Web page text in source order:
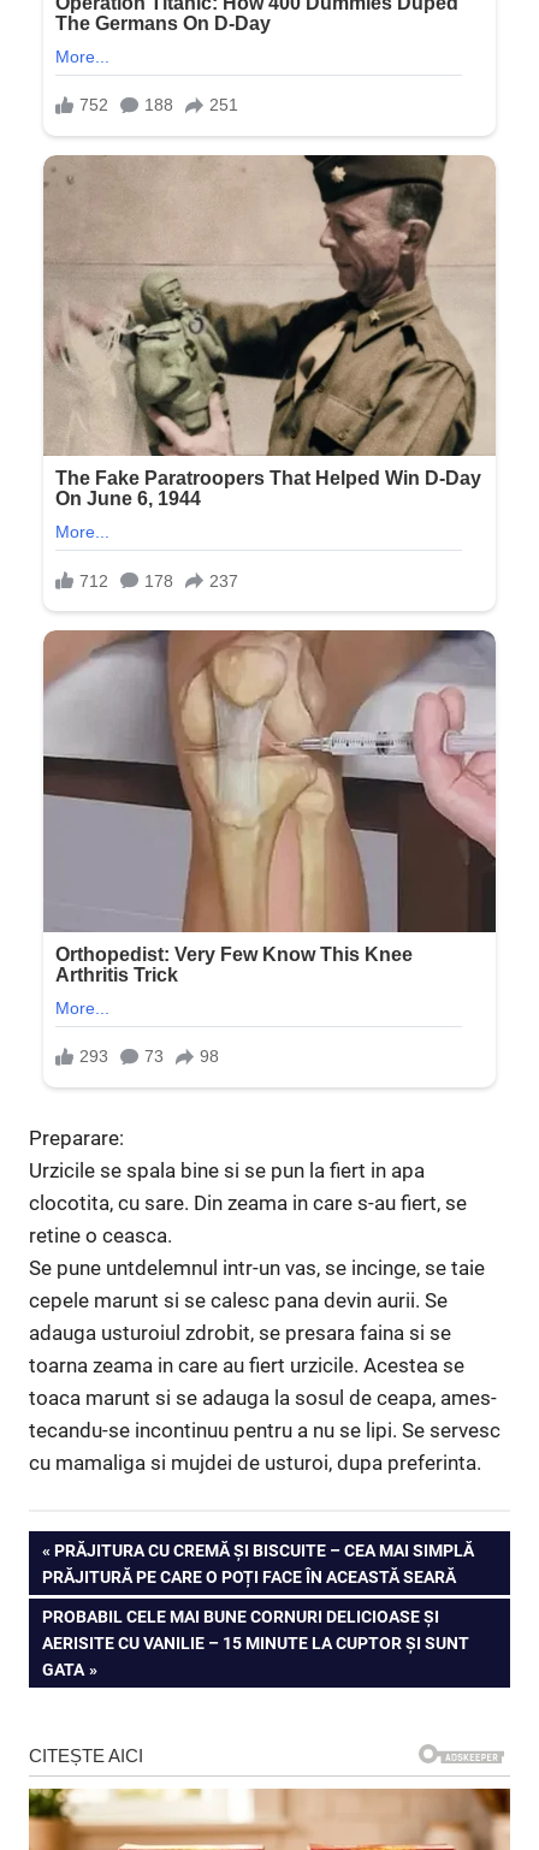
Preparare:
Urzicile se spala bine si se pun la fiert in apa
clocotita, cu sare. Din zeama in care s-au fiert, se
retine o ceasca.
Se pune untdelemnul intr-un vas, se incinge, se taie
cepele marunt si se calesc pana devin aurii. Se
adauga usturoiul zdrobit, se pre­sara fai­na si se
toarna zeama in care au fiert urzicile. Acestea se
toaca marunt si se adauga la sosul de ceapa, ames­
te­candu-se incontinuu pentru a nu se lipi. Se servesc
cu mamaliga si mujdei de usturoi, dupa preferinta.
Navigare
în
articole
PREVIOUS
POST:
PRĂJITURA CU CREMĂ ȘI BISCUITE – CEA MAI SIMPLĂ
PRĂJITURĂ PE CARE O POȚI FACE ÎN ACEASTĂ SEARĂ
NEXT
POST:
PROBABIL CELE MAI BUNE CORNURI DELICIOASE ȘI
AERISITE CU VANILIE – 15 MINUTE LA CUPTOR ȘI SUNT
GATA